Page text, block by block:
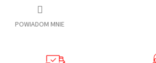
POWIADOM MNIE